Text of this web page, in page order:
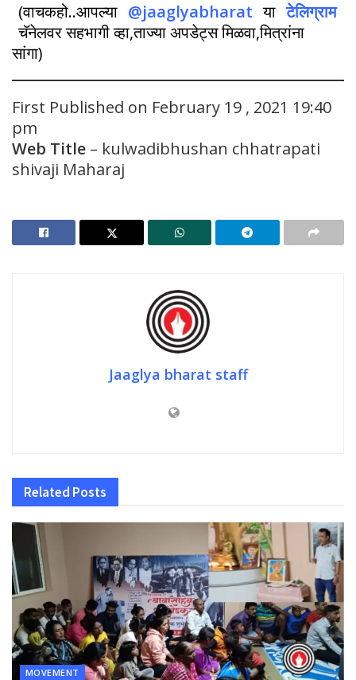
(वाचकहो..आपल्या @jaaglyabharat या टेलिग्राम
चॅनेलवर सहभागी व्हा,ताज्या अपडेट्स मिळवा,मित्रांना
सांगा)
First Published on February 19 , 2021 19:40
pm
Web Title – kulwadibhushan chhatrapati
shivaji Maharaj
Jaaglya bharat staff
Related Posts
MOVEMENT